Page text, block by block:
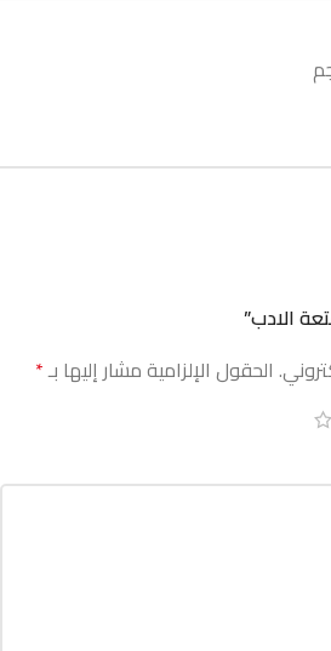
الحقول الإلزامية مشار إليها بـ*